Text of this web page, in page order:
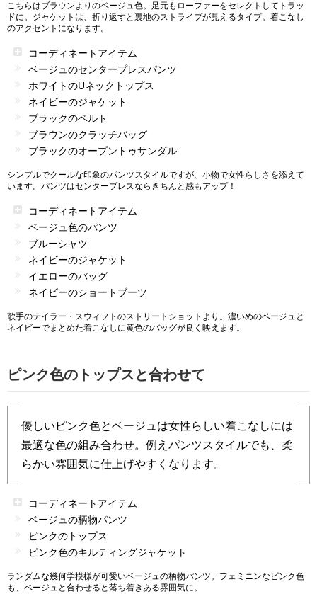
こちらはブラウンよりのベージュ色。足元もローファーをセレクトしてトラッ
ドに。ジャケットは、折り返すと裏地のストライプが見えるタイプ。着こなし
のアクセントになります。
コーディネートアイテム
ベージュのセンタープレスパンツ
ホワイトのUネックトップス
ネイビーのジャケット
ブラックのベルト
ブラウンのクラッチバッグ
ブラックのオープントゥサンダル
シンプルでクールな印象のパンツスタイルですが、小物で女性らしさを添えて
います。パンツはセンタープレスならきちんと感もアップ！
コーディネートアイテム
ベージュ色のパンツ
ブルーシャツ
ネイビーのジャケット
イエローのバッグ
ネイビーのショートブーツ
歌手のテイラー・スウィフトのストリートショットより。濃いめのベージュと
ネイビーでまとめた着こなしに黄色のバッグが良く映えます。
ピンク色のトップスと合わせて
優しいピンク色とベージュは女性らしい着こなしには
最適な色の組み合わせ。例えパンツスタイルでも、柔
らかい雰囲気に仕上げやすくなります。
コーディネートアイテム
ベージュの柄物パンツ
ピンクのトップス
ピンク色のキルティングジャケット
ランダムな幾何学模様が可愛いベージュの柄物パンツ。フェミニンなピンク色
も、ベージュと合わせると落ち着きある雰囲気に。